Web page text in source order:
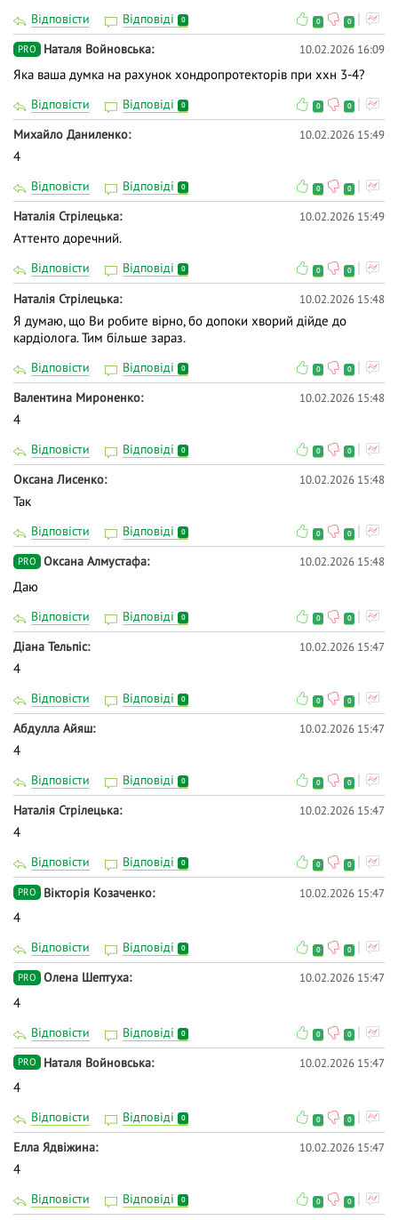
Відповісти Відповіді 0 0 0
PRO Наталя Войновська 10.02.2026 16:09
Яка ваша думка на рахунок хондропротекторів при ххн 3-4?
Відповісти Відповіді 0 0 0
Михайло Даниленко 10.02.2026 15:49
4
Відповісти Відповіді 0 0 0
Наталія Стрілецька 10.02.2026 15:49
Аттенто доречний.
Відповісти Відповіді 0 0 0
Наталія Стрілецька 10.02.2026 15:48
Я думаю, що Ви робите вірно, бо допоки хворий дійде до
кардіолога. Тим більше зараз.
Відповісти Відповіді 0 0 0
Валентина Мироненко 10.02.2026 15:48
4
Відповісти Відповіді 0 0 0
Оксана Лисенко 10.02.2026 15:48
Так
Відповісти Відповіді 0 0 0
PRO Оксана Алмустафа 10.02.2026 15:48
Даю
Відповісти Відповіді 0 0 0
Діана Тельпіс 10.02.2026 15:47
4
Відповісти Відповіді 0 0 0
Абдулла Айяш 10.02.2026 15:47
4
Відповісти Відповіді 0 0 0
Наталія Стрілецька 10.02.2026 15:47
4
Відповісти Відповіді 0 0 0
PRO Вікторія Козаченко 10.02.2026 15:47
4
Відповісти Відповіді 0 0 0
PRO Олена Шептуха 10.02.2026 15:47
4
Відповісти Відповіді 0 0 0
PRO Наталя Войновська 10.02.2026 15:47
4
Відповісти Відповіді 0 0 0
Елла Ядвіжина 10.02.2026 15:47
4
Відповісти Відповіді 0 0 0